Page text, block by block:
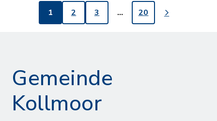
1 2 3 … 20
Gemeinde
Kollmoor